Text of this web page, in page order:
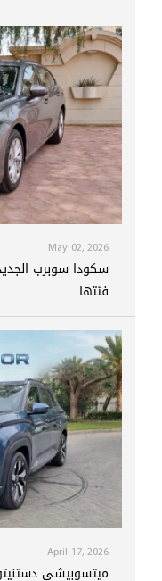
May 02, 2026
سكودا سوبرب
فئتها
April 17, 2026